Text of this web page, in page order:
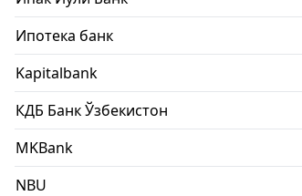
Ипотека банк
Kapitalbank
КДБ Банк Ўзбекистон
MKBank
NBU